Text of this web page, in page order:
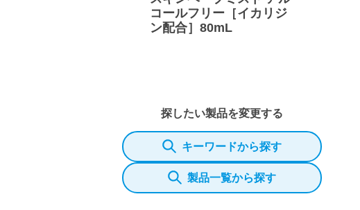
コールフリー［イカリジ
ン配合］80mL
探したい製品を変更する
キーワードから探す
製品一覧から探す